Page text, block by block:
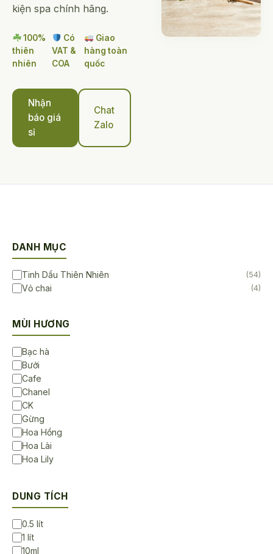
kiện spa chính hãng.
100%
thiên
nhiên
Có
VAT &
COA
Giao
hàng toàn
quốc
Nhận
báo giá
sỉ
Chat
Zalo
DANH MỤC
Tinh Dầu Thiên Nhiên (54)
Vỏ chai (4)
MÙI HƯƠNG
Bạc hà
Bưởi
Cafe
Chanel
CK
Gừng
Hoa Hồng
Hoa Lài
Hoa Lily
Không Mùi
Ngọc lan tây
Sả chanh
DUNG TÍCH
0.5 lít
1 lít
10ml